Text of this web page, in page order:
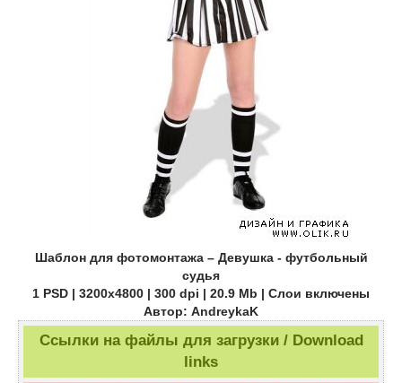
Шаблон для фотомонтажа – Девушка - футбольный
судья
1 PSD | 3200х4800 | 300 dpi | 20.9 Mb | Слои включены
Автор: AndreykaK
Ссылки на файлы для загрузки / Download
links